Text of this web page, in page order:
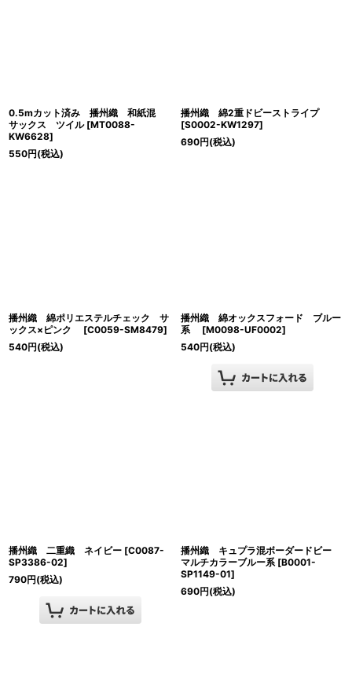
0.5mカット済み 播州織 和紙混
サックス ツイル [MT0088-
KW6628]
550円(税込)
播州織 綿2重ドビーストライプ
[S0002-KW1297]
690円(税込)
播州織 綿ポリエステルチェック サ
ックス×ピンク
[C0059-SM8479]
540円(税込)
播州織 綿オックスフォード ブルー
系
[M0098-UF0002]
540円(税込)
播州織 二重織 ネイビー [C0087-
SP3386-02]
790円(税込)
播州織 キュプラ混ボーダードビー
マルチカラーブルー系 [B0001-
SP1149-01]
690円(税込)